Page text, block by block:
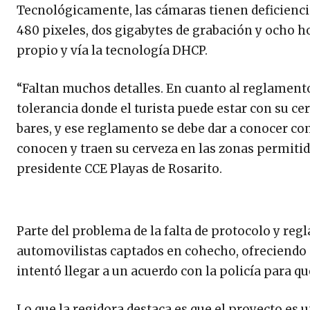
Tecnológicamente, las cámaras tienen
480 pixeles, dos gigabytes de grabación y ocho
propio y vía la tecnología DHCP.
“Faltan muchos detalles. En cuanto al
tolerancia donde el turista puede estar con su
bares, y ese reglamento se debe dar a conocer
conocen y traen su cerveza en las zonas
presidente CCE Playas de Rosarito.
Parte del problema de la falta de protocolo y
automovilistas captados en cohecho,
intentó llegar a un acuerdo con la policía para